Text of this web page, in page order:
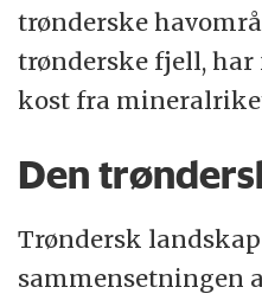
trønderske
trønderske fjell, har
kost fra
Den
Trøndersk
sammensetningen